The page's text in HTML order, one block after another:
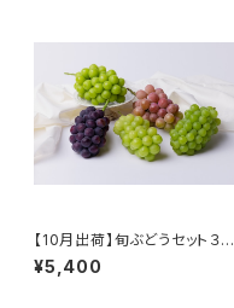
【10月出荷】旬ぶどうセット３房
入り（計1.5kg以上）
¥5,400